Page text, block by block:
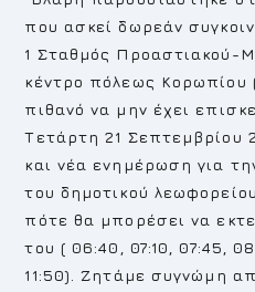
που ασκεί δωρεάν
1 Σταθμός Προαστιακού-
κέντρο πόλεως Κορωπίου
πιθανό να μην έχει
Τετάρτη 21 Σεπτεμβρίου
και νέα ενημέρωση για
του δημοτικού
πότε θα μπορέσει να
του ( 06:40, 07:10, 07:45,
11:50). Ζητάμε συγνώμη